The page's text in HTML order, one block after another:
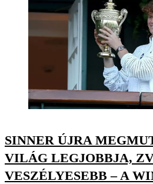
SINNER ÚJRA
VILÁG LEGJOBBJA,
VESZÉLYESEBB – A